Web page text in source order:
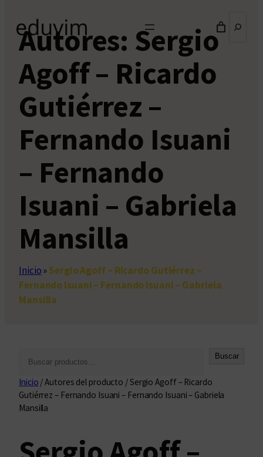
Autores: Sergio
Agoff – Ricardo
Gutiérrez –
Fernando Isuani
– Fernando
Isuani – Gabriela
Mansilla
Inicio»Sergio Agoff – Ricardo Gutiérrez –
Fernando Isuani – Fernando Isuani – Gabriela
Mansilla
s
c
a
Buscar
Inicio / Autores del producto / Sergio Agoff – Ricardo
Gutiérrez – Fernando Isuani – Fernando Isuani – Gabriela
Mansilla